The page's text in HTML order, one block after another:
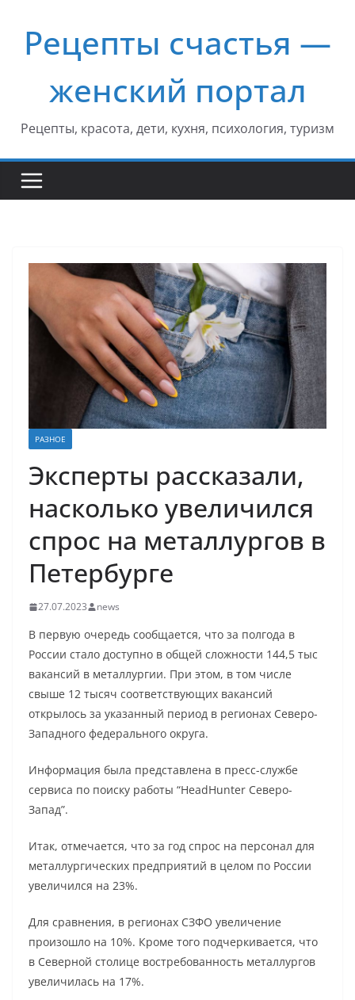
содержимому
Рецепты счастья —
женский портал
Рецепты, красота, дети, кухня, психология, туризм
РАЗНОЕ
Эксперты рассказали,
насколько увеличился
спрос на металлургов в
Петербурге
27.07.2023 news
В первую очередь сообщается, что за полгода в
России стало доступно в общей сложности 144,5 тыс
вакансий в металлургии. При этом, в том числе
свыше 12 тысяч соответствующих вакансий
открылось за указанный период в регионах Северо-
Западного федерального округа.
Информация была представлена в пресс-службе
сервиса по поиску работы “HeadHunter Северо-
Запад”.
Итак, отмечается, что за год спрос на персонал для
металлургических предприятий в целом по России
увеличился на 23%.
Для сравнения, в регионах СЗФО увеличение
произошло на 10%. Кроме того подчеркивается, что
в Северной столице востребованность металлургов
увеличилась на 17%.